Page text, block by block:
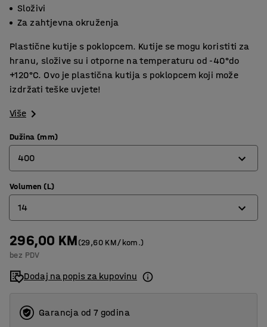
Složivi
Za zahtjevna okruženja
Plastične kutije s poklopcem. Kutije se mogu koristiti za
hranu, složive su i otporne na temperaturu od -40°do
+120°C. Ovo je plastična kutija s poklopcem koji može
izdržati teške uvjete!
Više
Dužina (mm)
400
400
500
590
Volumen (L)
14
14
32
50
296,00 KM(29,60 KM/kom.)
bez PDV
Dodaj na popis za kupovinu
Garancja od 7 godina